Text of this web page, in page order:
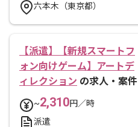
六本木（東京都）
【派遣】【新規スマートフ
ォン向けゲーム】アートデ
ィレクション の求人・案件
~2,310円／時
派遣